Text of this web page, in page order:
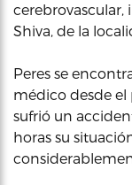
Shiva, de la
Peres se
médico desde el
sufrió un
horas su